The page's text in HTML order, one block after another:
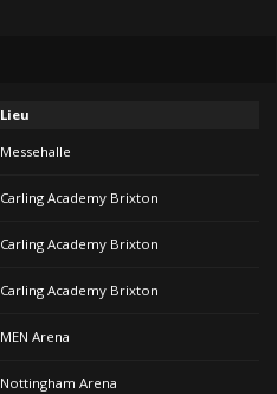
Lieu
Messehalle
Carling Academy Brixton
Carling Academy Brixton
Carling Academy Brixton
MEN Arena
Nottingham Arena